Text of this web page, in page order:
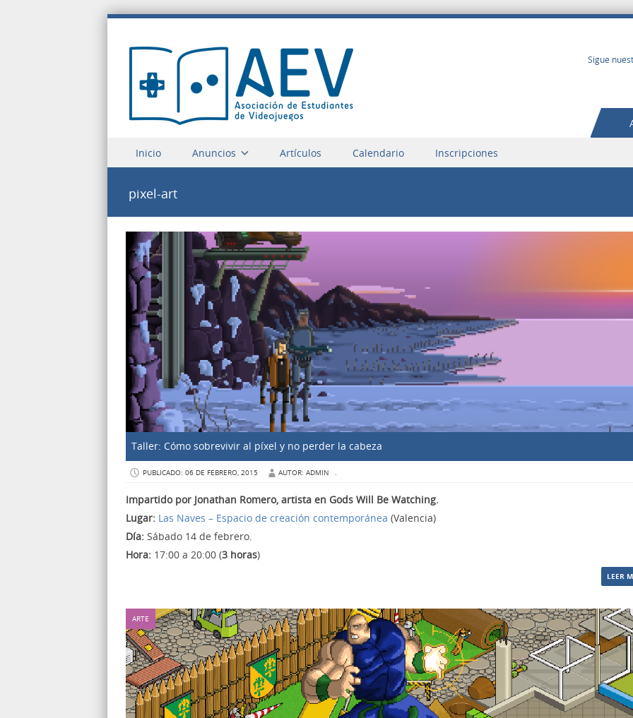
Sigue
Menu
Saltar a contenido
Inicio Anuncios Artículos Calendario Inscripciones
pixel-art
Taller: Cómo sobrevivir al píxel y no perder la cabeza
PUBLICADO: 06 DE FEBRERO, 2015 AUTOR: ADMIN .
Impartido por Jonathan Romero, artista en Gods Will Be Watching.
Lugar: Las Naves – Espacio de creación contemporánea (Valencia)
Día: Sábado 14 de febrero.
Hora: 17:00 a 20:00 (3 horas)
LEER
ARTE